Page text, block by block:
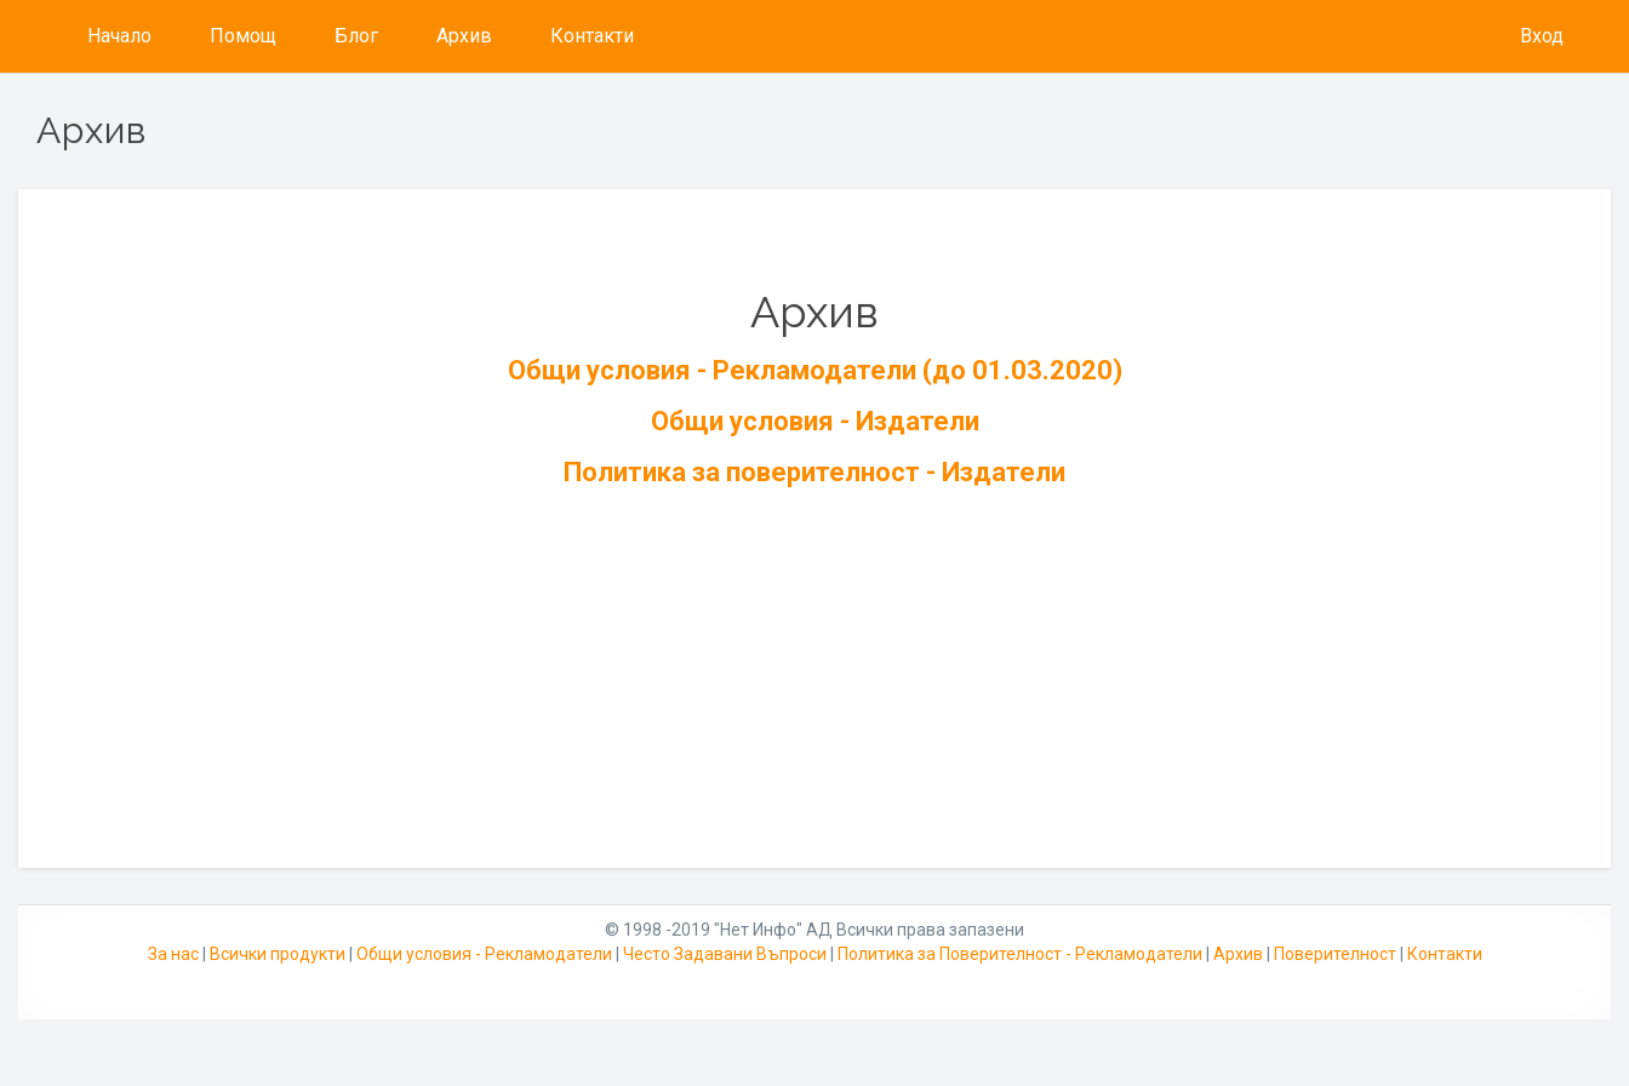
Начало Помощ Блог Архив Контакти Вход
Архив
Архив
Общи условия - Рекламодатели (до 01.03.2020)
Общи условия - Издатели
Политика за поверителност - Издатели
© 1998 -2019 "Нет Инфо" АД Всички права запазени
За нас| Всички продукти Общи условия - Рекламодатели Често Задавани Въпроси Политика за Поверителност - Рекламодатели Архив Поверителност| Контакти